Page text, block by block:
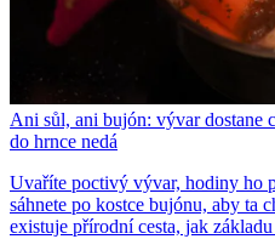
Ani sůl, ani bujón: vývar dostane
do hrnce nedá
Uvaříte poctivý vývar, hodiny ho
sáhnete po kostce bujónu, aby ta
existuje přírodní cesta, jak